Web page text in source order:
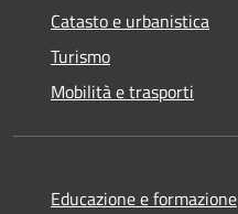
Catasto e urbanistica
Turismo
Mobilità e trasporti
Educazione e formazione